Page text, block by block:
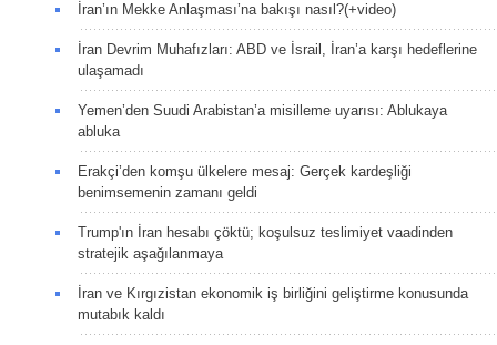
İran’ın Mekke Anlaşması’na bakışı nasıl?(+video)
İran Devrim Muhafızları: ABD ve İsrail, İran’a karşı hedeflerine
ulaşamadı
Yemen’den Suudi Arabistan’a misilleme uyarısı: Ablukaya
abluka
Erakçi’den komşu ülkelere mesaj: Gerçek kardeşliği
benimsemenin zamanı geldi
Trump'ın İran hesabı çöktü; koşulsuz teslimiyet vaadinden
stratejik aşağılanmaya
İran ve Kırgızistan ekonomik iş birliğini geliştirme konusunda
mutabık kaldı